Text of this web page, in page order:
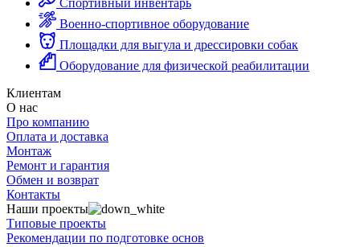
Спортивный инвентарь
Военно-спортивное оборудование
Площадки для выгула и дрессировки собак
Оборудование для физической реабилитации
Клиентам
О нас
Про компанию
Оплата и доставка
Монтаж
Ремонт и гарантия
Обмен и возврат
Контакты
Наши проекты
Типовые проекты
Рекомендации по подготовке основ